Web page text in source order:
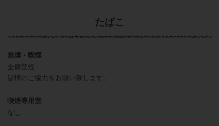
たばこ
禁煙・喫煙
全席禁煙
皆様のご協力をお願い致します。
喫煙専用室
なし